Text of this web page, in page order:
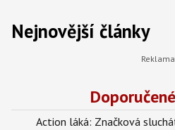
Nejnovější články
Action láká: Značková